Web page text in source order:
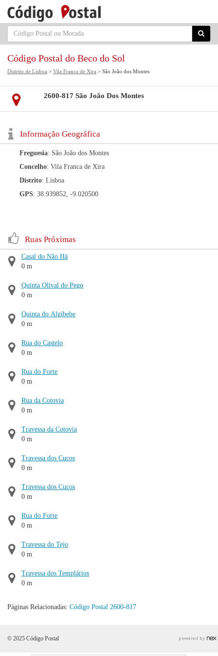
Código Postal do Beco do Sol
Distrito de Lisboa > Vila Franca de Xira > São João dos Montes
2600-817 São João Dos Montes
Informação Geográfica
Freguesia: São João dos Montes
Concelho: Vila Franca de Xira
Distrito: Lisboa
GPS: 38.939852, -9.020500
Ruas Próximas
Casal do Não Há
0 m
Quinta Olival do Pego
0 m
Quinta do Algibebe
0 m
Rua do Castelo
0 m
Rua do Forte
0 m
Rua da Cotovia
0 m
Travessa da Cotovia
0 m
Travessa dos Cucos
0 m
Travessa dos Cucos
0 m
Rua do Forte
0 m
Travessa do Tejo
0 m
Travessa dos Templários
0 m
Páginas Relacionadas: Código Postal 2600-817
© 2025 Código Postal